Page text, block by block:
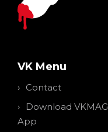
VK Menu
Contact
Download VKMAG
App